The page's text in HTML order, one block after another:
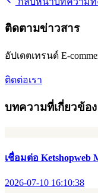
ติดตามข่าวสาร
อัปเดตเทรนด์ E-
ติดต่อเรา
บทความที่เกี่ยวข้อง
เชื่อมต่อ Ketshopweb
2026-07-10 16:10:38